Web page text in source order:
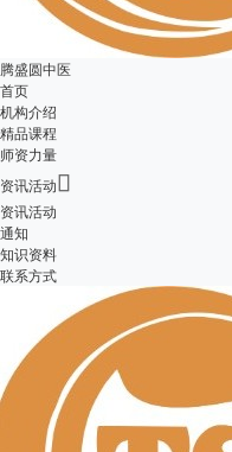
腾盛圆中医
首页
机构介绍
精品课程
师资力量
资讯活动
资讯活动
通知
知识资料
联系方式